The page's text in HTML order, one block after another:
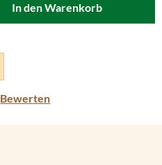
Bewerten
In den Warenkorb